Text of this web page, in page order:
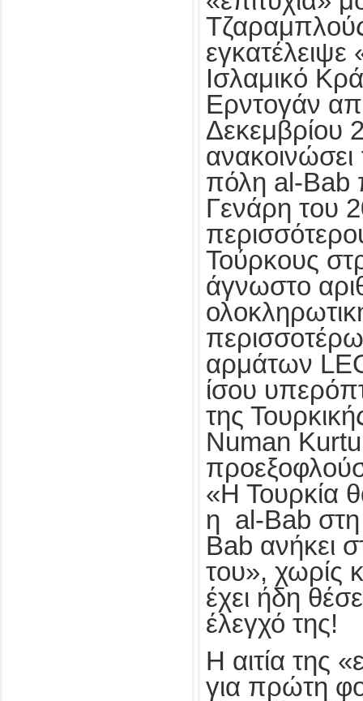
Ισλαμικό
Ερντογάν
Δεκεμβρίου
πόλη al-Bab
Γενάρη του
Τούρκους
άγνωστο
αρμάτων
ίσου
της
Numan
«Η Τουρκία
η al-Bab στη
Bab ανήκει
του», χωρίς
έχει ήδη
έλεγχό της!
Η αιτία της
για πρώτη